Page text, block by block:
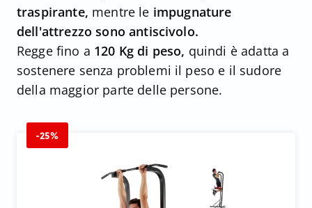
traspirante, mentre le impugnature
dell'attrezzo sono antiscivolo.
Regge fino a 120 Kg di peso, quindi è adatta a
sostenere senza problemi il peso e il sudore
della maggior parte delle persone.
-25%